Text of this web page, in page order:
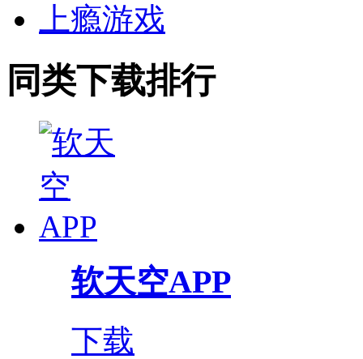
上瘾游戏
同类下载排行
软天空APP
下载